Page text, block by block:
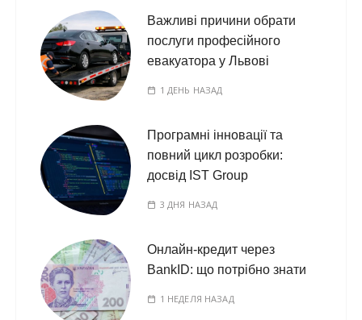
Важливі причини обрати
послуги професійного
евакуатора у Львові
1 ДЕНЬ НАЗАД
Програмні інновації та
повний цикл розробки:
досвід IST Group
3 ДНЯ НАЗАД
Онлайн-кредит через
BankID: що потрібно знати
1 НЕДЕЛЯ НАЗАД